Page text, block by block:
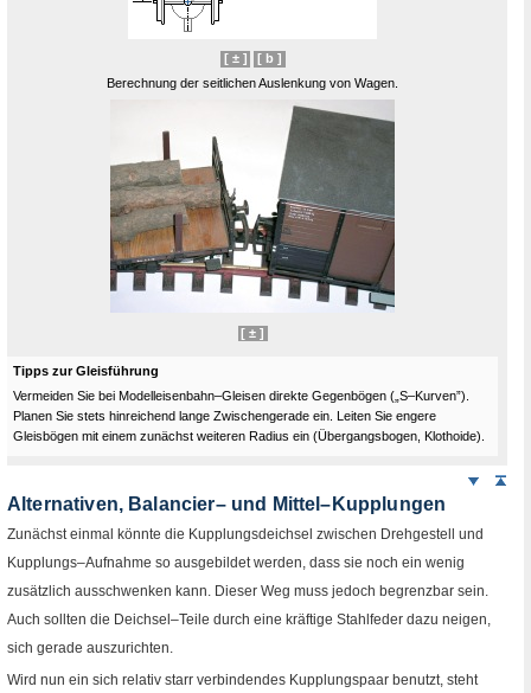
[ ± ]
[ b ]
Berechnung der seitlichen Auslenkung von Wagen.
[ ± ]
Tipps zur Gleisführung
Vermeiden Sie bei Modelleisenbahn–Gleisen direkte Gegenbögen („S–Kurven”).
Planen Sie stets hinreichend lange Zwischengerade ein. Leiten Sie engere
Gleisbögen mit einem zunächst weiteren Radius ein (Übergangsbogen, Klothoide).
Weiter
Alternativen, Balancier– und Mittel–Kupplungen
Zunächst einmal könnte die Kupplungsdeichsel zwischen Drehgestell und
Kupplungs–Aufnahme so ausgebildet werden, dass sie noch ein wenig
zusätzlich ausschwenken kann. Dieser Weg muss jedoch begrenzbar sein.
Auch sollten die Deichsel–Teile durch eine kräftige Stahlfeder dazu neigen,
sich gerade auszurichten.
Wird nun ein sich relativ starr verbindendes Kupplungspaar benutzt, steht